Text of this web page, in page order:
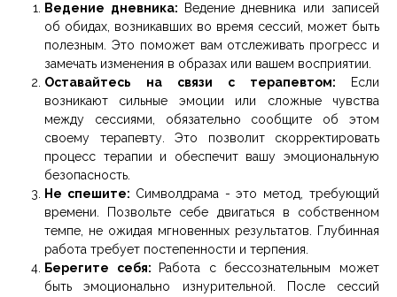
Ведение дневника:
Ведение дневника или записей
об обидах, возникавших во время сессий, может быть
полезным. Это поможет вам отслеживать прогресс и
замечать изменения в образах или вашем восприятии.
Оставайтесь на связи с терапевтом:
Если
возникают сильные эмоции или сложные чувства
между сессиями, обязательно сообщите об этом
своему терапевту. Это позволит скорректировать
процесс терапии и обеспечит вашу эмоциональную
безопасность.
Не спешите: Символдрама - это метод, требующий
времени. Позвольте себе двигаться в собственном
темпе, не ожидая мгновенных результатов. Глубинная
работа требует постепенности и терпения.
Берегите себя:
Работа с бессознательным может
быть эмоционально изнурительной. После сессий